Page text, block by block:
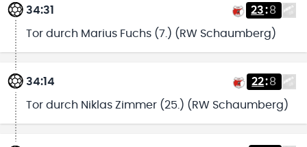
34:31 23:8
Tor durch Marius Fuchs (7.) (RW Schaumberg)
34:14 22:8
Tor durch Niklas Zimmer (25.) (RW Schaumberg)